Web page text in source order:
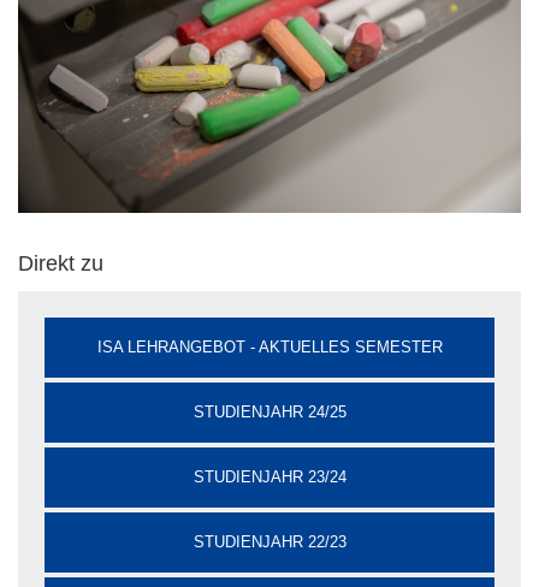
Direkt zu
ISA LEHRANGEBOT - AKTUELLES SEMESTER
STUDIENJAHR 24/25
STUDIENJAHR 23/24
STUDIENJAHR 22/23